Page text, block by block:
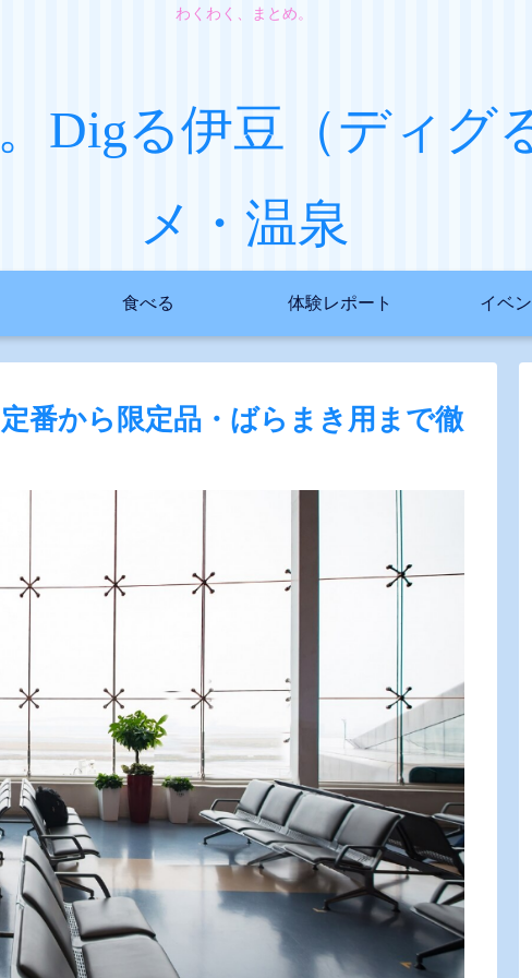
わくわく、まとめ。
Digる伊豆（ディグ
メ・温泉
食べる 体験レポート イベ
番から限定品・ばらまき用まで徹